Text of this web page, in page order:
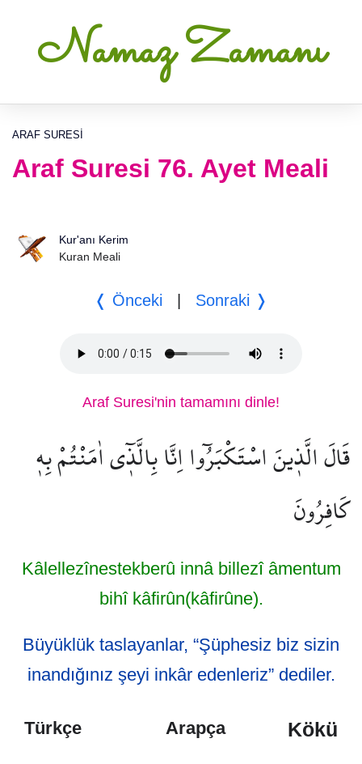
Namaz Zamanı
ARAF SURESI
Araf Suresi 76. Ayet Meali
Kur'anı Kerim
Kuran Meali
❬ Önceki Sonraki ❭
Araf Suresi'nin tamamını dinle!
قَالَ الَّذ۪ينَ اسْتَكْبَرُٓوا اِنَّا بِالَّذ۪ٓي اٰمَنْتُمْ بِه۪
كَافِرُونَ
Kâlellezînestekberû innâ billezî âmentum
bihî kâfirûn(kâfirûne).
Büyüklük taslayanlar, “Şüphesiz biz sizin
inandığınız şeyi inkâr edenleriz” dediler.
Türkçe Arapça Kökü